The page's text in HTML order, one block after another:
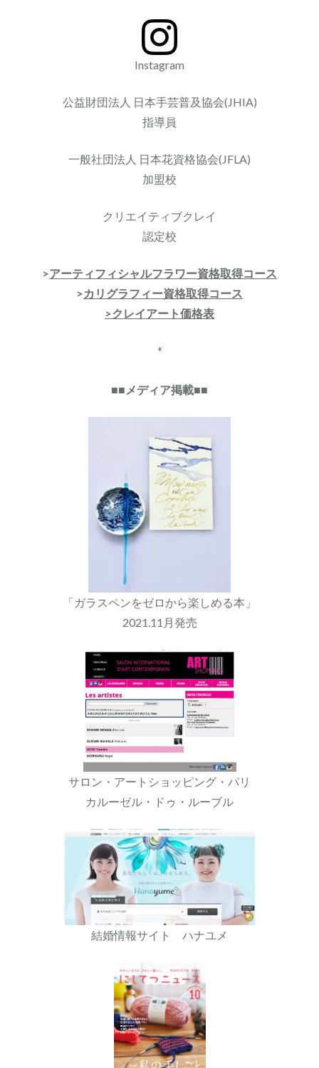
Instagram
公益財団法人 日本手芸普及協会(JHIA)
指導員
一般社団法人 日本花資格協会(JFLA)
加盟校
クリエイティブクレイ
認定校
>アーティフィシャルフラワー資格取得コース
>カリグラフィー資格取得コース
>クレイアート価格表
*
■■メディア掲載■■
「ガラスペンをゼロから楽しめる本」
2021.11月発売
サロン・アートショッピング・パリ
カルーゼル・ドゥ・ルーブル
結婚情報サイト ハナユメ